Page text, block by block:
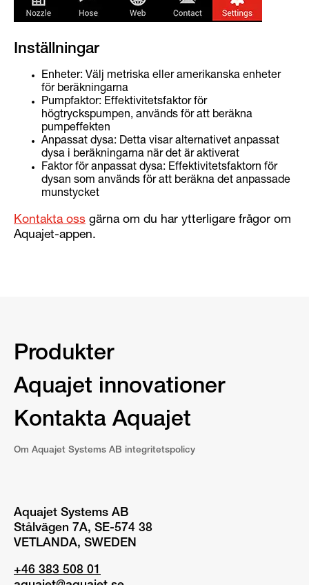
Inställningar
Enheter: Välj metriska eller amerikanska enheter
för beräkningarna
Pumpfaktor: Effektivitetsfaktor för
högtryckspumpen, används för att beräkna
pumpeffekten
Anpassat dysa: Detta visar alternativet anpassat
dysa i beräkningarna när det är aktiverat
Faktor för anpassat dysa: Effektivitetsfaktorn för
dysan som används för att beräkna det anpassade
munstycket
Kontakta oss gärna om du har ytterligare frågor om
Aquajet-appen.
Produkter
Aquajet innovationer
Kontakta Aquajet
Om Aquajet Systems AB integritetspolicy
Aquajet Systems AB
Stålvägen 7A, SE-574 38
VETLANDA, SWEDEN
+46 383 508 01